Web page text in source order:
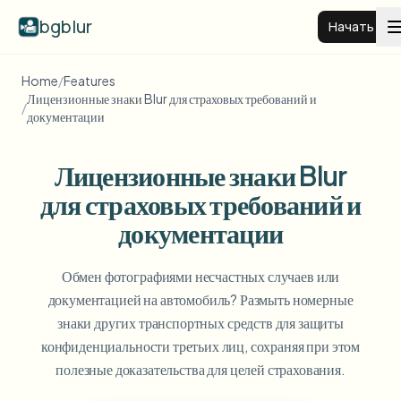
bgblur Начать
Размытие фона видео
Примеры
Просмотреть полную библиотеку примеров
Размыть лицо
View all features
Browse every blur tool in one place
Для бизнеса
Ресурсы
Home/Features
/
Лицензионные знаки Blur для страховых требований и
документации
Лицензионные знаки Blur
для страховых требований и
документации
Обмен фотографиями несчастных случаев или
документацией на автомобиль? Размыть номерные
знаки других транспортных средств для защиты
конфиденциальности третьих лиц, сохраняя при этом
полезные доказательства для целей страхования.